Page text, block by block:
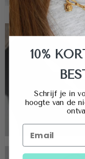
10%
Schrijf je in
hoogte van de